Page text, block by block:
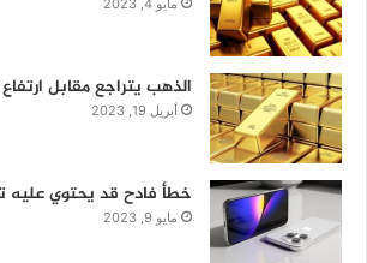
الذهب يتراجع مقابل ارتفاع
أبريل 19, 2023
خطأ فادح قد يحتوي عليه
مايو 9, 2023